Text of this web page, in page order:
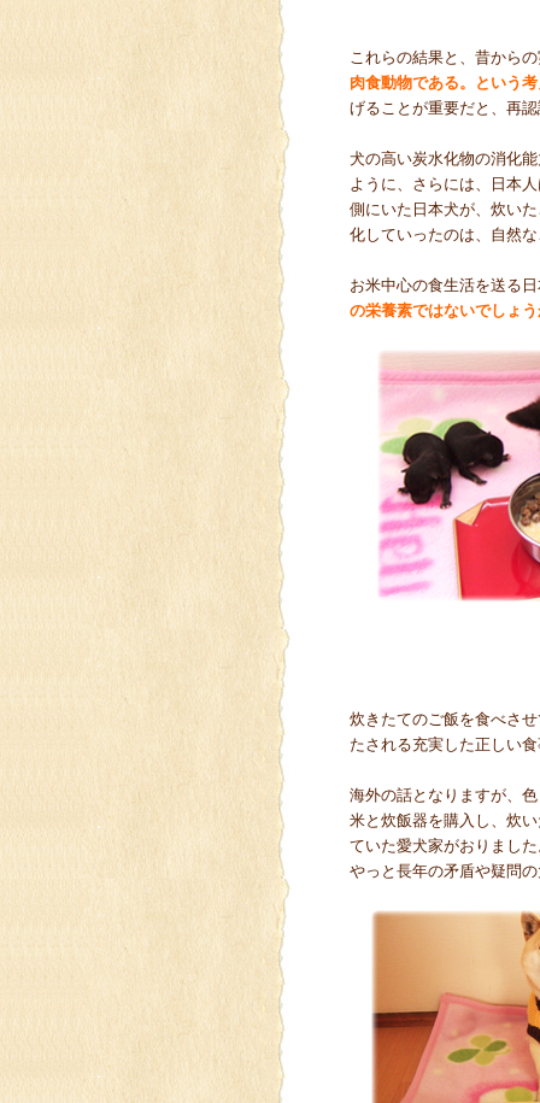
これらの結果と、昔から
肉食動物である。という
げることが重要だと、再
犬の高い炭水化物の消化
ように、さらには、日本
側にいた日本犬が、炊い
化していったのは、自然
お米中心の食生活を送る
の栄養素ではないでしょ
炊きたてのご飯を食べさ
たされる充実した正しい
海外の話となりますが、
米と炊飯器を購入し、炊
ていた愛犬家がおりまし
やっと長年の矛盾や疑問